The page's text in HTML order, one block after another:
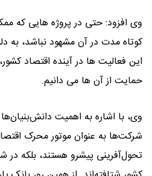
وی افزود: حتی در پروژه هایی که
کوتاه مدت در آن مشهود نباشد، به
این فعالیت ها در آینده اقتصاد
حمایت از آن ها می دانیم.
وی، با اشاره به اهمیت
شرکت‌ها به عنوان موتور محرک
تحول‌آفرینی پیشرو هستند، بلکه